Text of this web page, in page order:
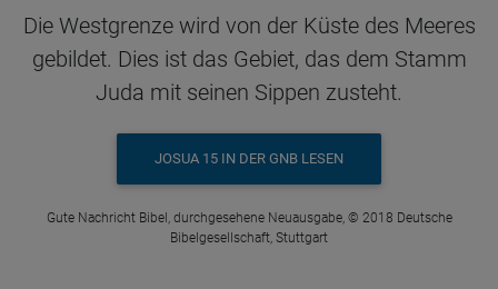
Die Westgrenze wird von der Küste des Meeres
gebildet. Dies ist das Gebiet, das dem Stamm
Juda mit seinen Sippen zusteht.
JOSUA 15 IN DER GNB LESEN
Gute Nachricht Bibel, durchgesehene Neuausgabe, © 2018 Deutsche
Bibelgesellschaft, Stuttgart